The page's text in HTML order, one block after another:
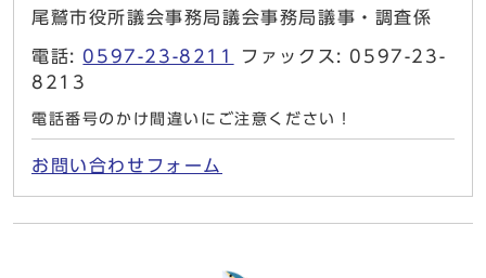
尾鷲市役所議会事務局議会事務局議事・調査係
電話: 0597-23-8211
ファックス: 0597-23-
8213
電話番号のかけ間違いにご注意ください！
お問い合わせフォーム